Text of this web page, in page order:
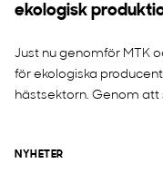
ekologisk
Just nu genomför MTK
för ekologiska
hästsektorn. Genom att
NYHETER